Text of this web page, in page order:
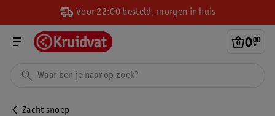
Voor 22:00 besteld, morgen in huis
0.
00
Zacht snoep